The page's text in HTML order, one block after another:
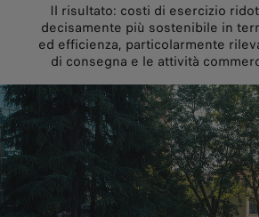
Il risultato: costi di esercizio
decisamente più sostenibile in
ed efficienza, particolarmente
di consegna e le attività